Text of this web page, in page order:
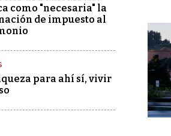
como "necesaria" la
de impuesto al
para ahí sí, vivir